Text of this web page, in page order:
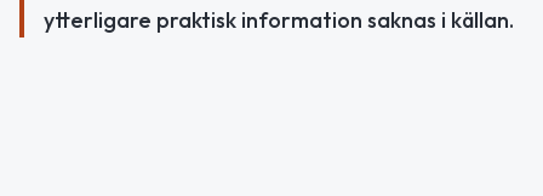
ytterligare praktisk information saknas i källan.